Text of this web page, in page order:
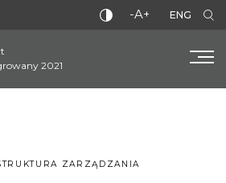
-A+ ENG
2021
ZARZĄDZANIA